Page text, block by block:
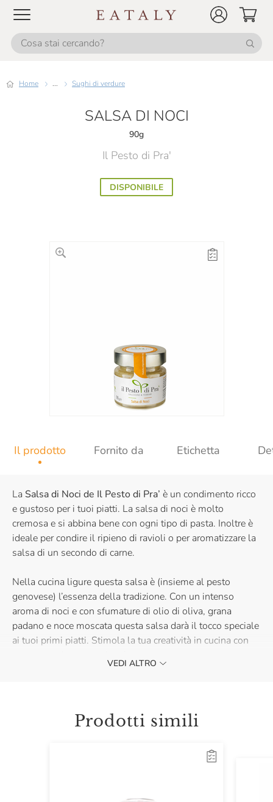
Home ... Sughi di verdure
SALSA DI NOCI
90g
Il Pesto di Pra'
DISPONIBILE
Il prodotto Fornito da Etichetta
La Salsa di Noci de Il Pesto di Pra’ è un condimento ricco
e gustoso per i tuoi piatti. La salsa di noci è molto
cremosa e si abbina bene con ogni tipo di pasta. Inoltre è
ideale per condire il ripieno di ravioli o per aromatizzare la
salsa di un secondo di carne.
Nella cucina ligure questa salsa è (insieme al pesto
genovese) l’essenza della tradizione. Con un intenso
aroma di noci e con sfumature di olio di oliva, grana
padano e noce moscata questa salsa darà il tocco speciale
ai tuoi primi piatti. Stimola la tua creatività in cucina con
VEDI ALTRO
Prodotti simili